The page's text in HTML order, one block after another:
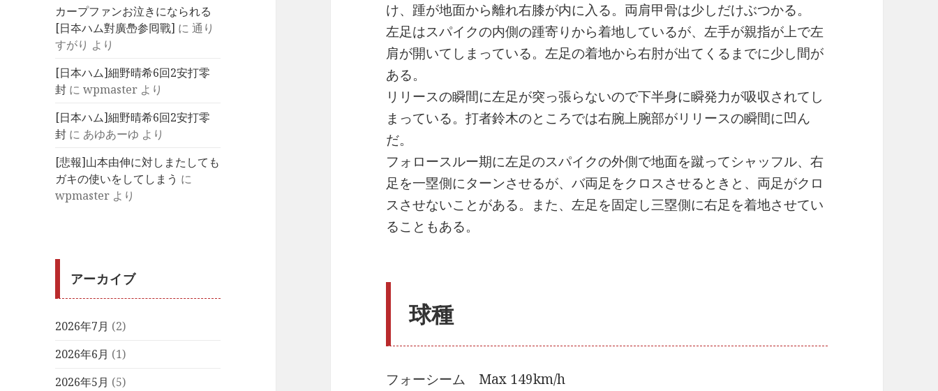
カープファンお泣きになられる
[日夲ハム對廣㠀参囘戰] に通り
すがり より
[日本ハム]細野晴希6回2安打零
封 にwpmaster より
[日本ハム]細野晴希6回2安打零
封 に あゆあーゆ より
[悲報]山本由伸に対しまたしても
ガキの使いをしてしまう に
wpmaster より
アーカイブ
2026年7月 (2)
2026年6月 (1)
2026年5月 (5)
け、踵が地面から離れ右膝が内に入る。両肩甲骨は少しだけぶつかる。
左足はスパイクの内側の踵寄りから着地しているが、左手が親指が上で左
肩が開いてしまっている。左足の着地から右肘が出てくるまでに少し間が
ある。
リリースの瞬間に左足が突っ張らないので下半身に瞬発力が吸収されてし
まっている。打者鈴木のところでは右腕上腕部がリリースの瞬間に凹ん
だ。
フォロースルー期に左足のスパイクの外側で地面を蹴ってシャッフル、右
足を一塁側にターンさせるが、バ両足をクロスさせるときと、両足がクロ
スさせないことがある。また、左足を固定し三塁側に右足を着地させてい
ることもある。
球種
フォーシーム Max 149km/h